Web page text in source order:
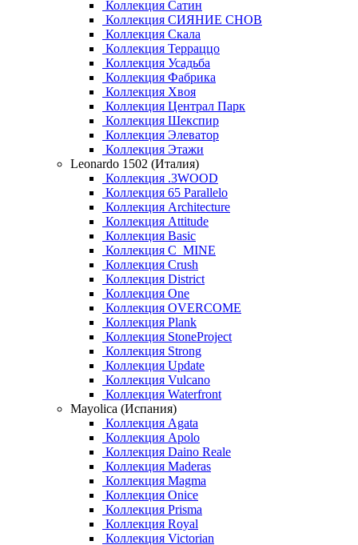
Коллекция Сатин
Коллекция СИЯНИЕ СНОВ
Коллекция Скала
Коллекция Терраццо
Коллекция Усадьба
Коллекция Фабрика
Коллекция Хвоя
Коллекция Централ Парк
Коллекция Шекспир
Коллекция Элеватор
Коллекция Этажи
Leonardo 1502 (Италия)
Коллекция .3WOOD
Коллекция 65 Parallelo
Коллекция Architecture
Коллекция Attitude
Коллекция Basic
Коллекция C_MINE
Коллекция Crush
Коллекция District
Коллекция One
Коллекция OVERCOME
Коллекция Plank
Коллекция StoneProject
Коллекция Strong
Коллекция Update
Коллекция Vulcano
Коллекция Waterfront
Mayolica (Испания)
Коллекция Agata
Коллекция Apolo
Коллекция Daino Reale
Коллекция Maderas
Коллекция Magma
Коллекция Onice
Коллекция Prisma
Коллекция Royal
Коллекция Victorian